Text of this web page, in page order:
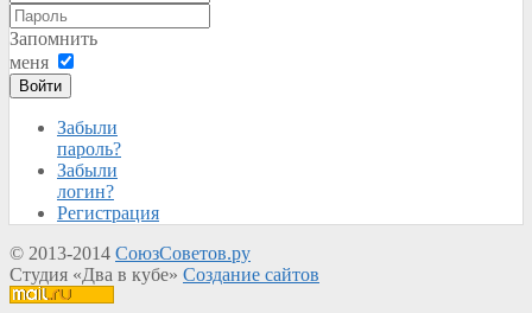
Запомнить
меня
Войти
Забыли
пароль?
Забыли
логин?
Регистрация
© 2013-2014 СоюзСоветов.ру
Студия «Два в кубе» Создание сайтов